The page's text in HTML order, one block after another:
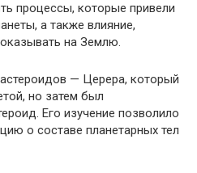
процессы, которые привели
а также влияние,
на Землю.
— Церера, который
но затем был
Его изучение позволило
о составе планетарных тел